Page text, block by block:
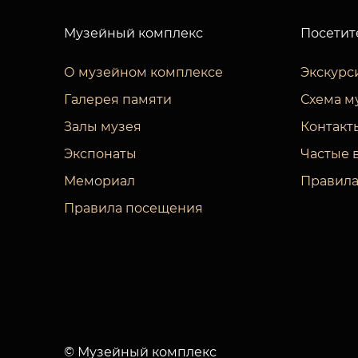
Музейный комплекс
О музейном комплексе
Галерея памяти
Залы музея
Экспонаты
Мемориал
Правила посещения
Схема
Частые
© Музейный комплекс